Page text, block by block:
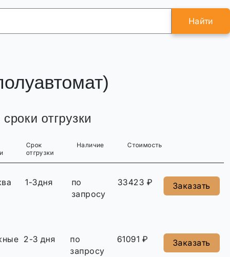
Найти
отгрузки
Срок
отгрузки
Наличие Стоимость
1-3дня
по
запросу
33423 ₽ Заказать
2-3 дня
по
запросу
61091 ₽ Заказать